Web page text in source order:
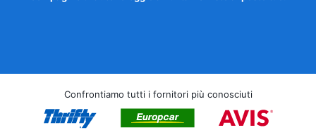
Confrontiamo tutti i fornitori più conosciuti